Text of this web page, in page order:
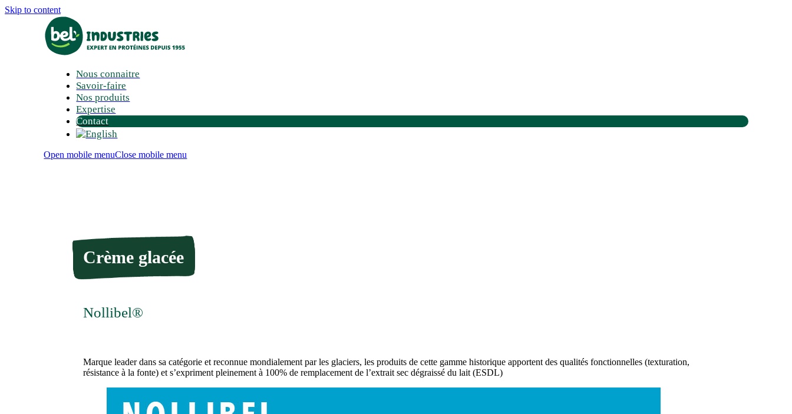
Skip to content
Nous connaitre
Savoir-faire
Nos produits
Expertise
Contact
Open mobile menuClose mobile menu
Crème glacée
Nollibel®
Marque leader dans sa catégorie et reconnue mondialement par les glaciers, les produits de cette gamme historique apportent des qualités fonctionnelles (texturation,
résistance à la fonte) et s’expriment pleinement à 100% de remplacement de l’extrait sec dégraissé du lait (ESDL)